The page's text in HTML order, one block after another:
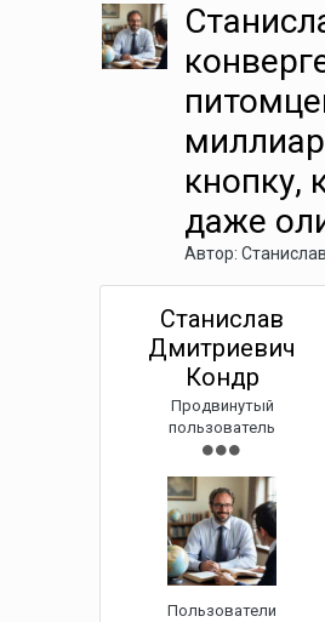
кнопку,
даже
Автор:
Станислав
Дмитриевич
Кондр
Продвинутый
пользователь
Пользователи